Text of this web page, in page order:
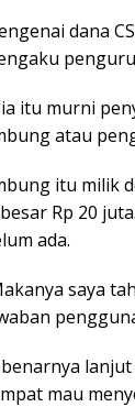
dana
itu murni
atau
itu milik
Rp 20
ada.
saya
mau